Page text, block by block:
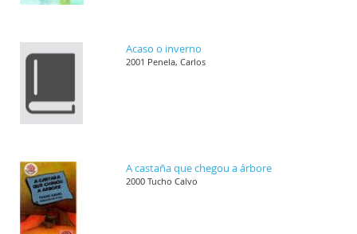
Acaso o inverno
2001 Penela, Carlos
A castaña que chegou a árbore
2000 Tucho Calvo